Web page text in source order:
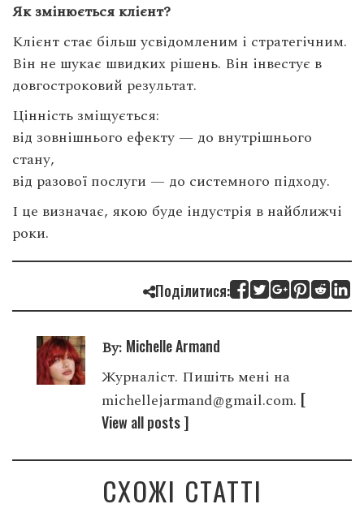
Як змінюється клієнт?
Клієнт стає більш усвідомленим і стратегічним.
Він не шукає швидких рішень. Він інвестує в
довгостроковий результат.
Цінність зміщується:
від зовнішнього ефекту — до внутрішнього
стану,
від разової послуги — до системного підходу.
І це визначає, якою буде індустрія в найближчі
роки.
Поділитися:
By: Michelle Armand
Журналіст. Пишіть мені на
michellejarmand@gmail.com. [
View all posts ]
СХОЖІ СТАТТІ